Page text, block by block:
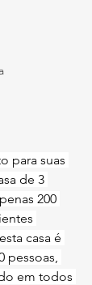
para suas
de 3
200
casa é
pessoas,
em todos